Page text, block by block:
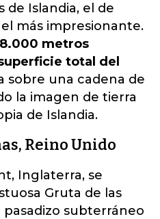
de Islandia, el de
más impresionante.
metros
total del
sobre una cadena de
la imagen de tierra
de Islandia.
Reino Unido
Inglaterra, se
Gruta de las
pasadizo subterráneo